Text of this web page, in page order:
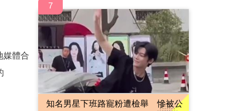
媒體合
7
知名男星下班路寵粉遭檢舉 慘被公